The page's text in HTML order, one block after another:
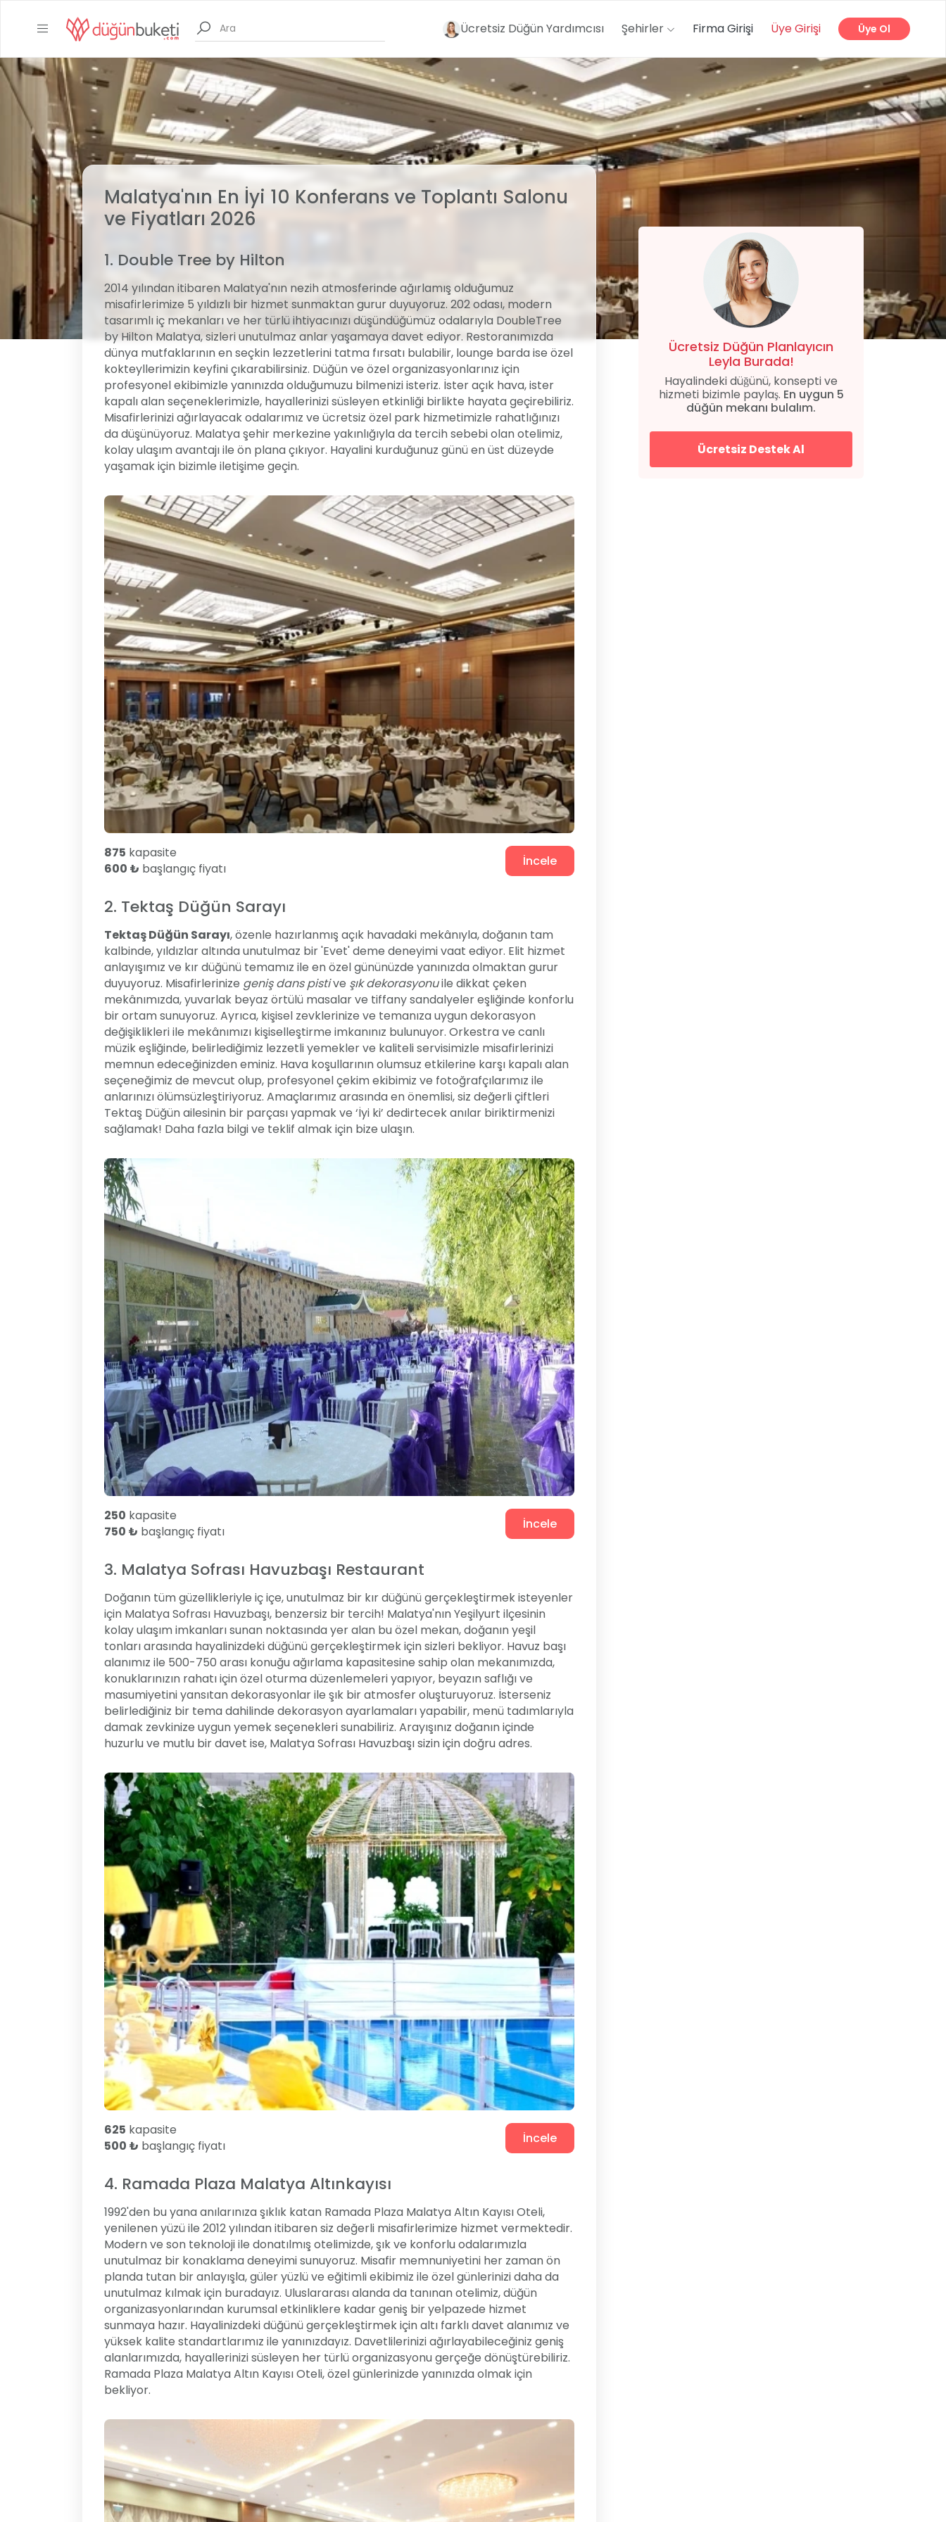
Ücretsiz Düğün Yardımcısı Şehirler Firma Girişi Üye Girişi Üye Ol
Malatya'nın En İyi 10 Konferans ve Toplantı Salonu
ve Fiyatları 2026
1. Double Tree by Hilton
2014 yılından itibaren Malatya'nın nezih atmosferinde ağırlamış olduğumuz
misafirlerimize 5 yıldızlı bir hizmet sunmaktan gurur duyuyoruz. 202 odası, modern
tasarımlı iç mekanları ve her türlü ihtiyacınızı düşündüğümüz odalarıyla DoubleTree
by Hilton Malatya, sizleri unutulmaz anlar yaşamaya davet ediyor. Restoranımızda
dünya mutfaklarının en seçkin lezzetlerini tatma fırsatı bulabilir, lounge barda ise özel
kokteyllerimizin keyfini çıkarabilirsiniz. Düğün ve özel organizasyonlarınız için
profesyonel ekibimizle yanınızda olduğumuzu bilmenizi isteriz. İster açık hava, ister
kapalı alan seçeneklerimizle, hayallerinizi süsleyen etkinliği birlikte hayata geçirebiliriz.
Misafirlerinizi ağırlayacak odalarımız ve ücretsiz özel park hizmetimizle rahatlığınızı
da düşünüyoruz. Malatya şehir merkezine yakınlığıyla da tercih sebebi olan otelimiz,
kolay ulaşım avantajı ile ön plana çıkıyor. Hayalini kurduğunuz günü en üst düzeyde
yaşamak için bizimle iletişime geçin.
875 kapasite
600 ₺ başlangıç fiyatı İncele
2. Tektaş Düğün Sarayı
Tektaş Düğün Sarayı, özenle hazırlanmış açık havadaki mekânıyla, doğanın tam
kalbinde, yıldızlar altında unutulmaz bir 'Evet' deme deneyimi vaat ediyor. Elit hizmet
anlayışımız ve kır düğünü temamız ile en özel gününüzde yanınızda olmaktan gurur
duyuyoruz. Misafirlerinize geniş dans pistive şık dekorasyonuile dikkat çeken
mekânımızda, yuvarlak beyaz örtülü masalar ve tiffany sandalyeler eşliğinde konforlu
bir ortam sunuyoruz. Ayrıca, kişisel zevklerinize ve temanıza uygun dekorasyon
değişiklikleri ile mekânımızı kişiselleştirme imkanınız bulunuyor. Orkestra ve canlı
müzik eşliğinde, belirlediğimiz lezzetli yemekler ve kaliteli servisimizle misafirlerinizi
memnun edeceğinizden eminiz. Hava koşullarının olumsuz etkilerine karşı kapalı alan
seçeneğimiz de mevcut olup, profesyonel çekim ekibimiz ve fotoğrafçılarımız ile
anlarınızı ölümsüzleştiriyoruz. Amaçlarımız arasında en önemlisi, siz değerli çiftleri
Tektaş Düğün ailesinin bir parçası yapmak ve ‘İyi ki’ dedirtecek anılar biriktirmenizi
sağlamak! Daha fazla bilgi ve teklif almak için bize ulaşın.
250 kapasite
750 ₺ başlangıç fiyatı İncele
3. Malatya Sofrası Havuzbaşı Restaurant
Doğanın tüm güzellikleriyle iç içe, unutulmaz bir kır düğünü gerçekleştirmek isteyenler
için Malatya Sofrası Havuzbaşı, benzersiz bir tercih! Malatya'nın Yeşilyurt ilçesinin
kolay ulaşım imkanları sunan noktasında yer alan bu özel mekan, doğanın yeşil
tonları arasında hayalinizdeki düğünü gerçekleştirmek için sizleri bekliyor. Havuz başı
alanımız ile 500-750 arası konuğu ağırlama kapasitesine sahip olan mekanımızda,
konuklarınızın rahatı için özel oturma düzenlemeleri yapıyor, beyazın saflığı ve
masumiyetini yansıtan dekorasyonlar ile şık bir atmosfer oluşturuyoruz. İsterseniz
belirlediğiniz bir tema dahilinde dekorasyon ayarlamaları yapabilir, menü tadımlarıyla
damak zevkinize uygun yemek seçenekleri sunabiliriz. Arayışınız doğanın içinde
huzurlu ve mutlu bir davet ise, Malatya Sofrası Havuzbaşı sizin için doğru adres.
625 kapasite
500 ₺ başlangıç fiyatı İncele
4. Ramada Plaza Malatya Altınkayısı
1992'den bu yana anılarınıza şıklık katan Ramada Plaza Malatya Altın Kayısı Oteli,
yenilenen yüzü ile 2012 yılından itibaren siz değerli misafirlerimize hizmet vermektedir.
Modern ve son teknoloji ile donatılmış otelimizde, şık ve konforlu odalarımızla
unutulmaz bir konaklama deneyimi sunuyoruz. Misafir memnuniyetini her zaman ön
planda tutan bir anlayışla, güler yüzlü ve eğitimli ekibimiz ile özel günlerinizi daha da
unutulmaz kılmak için buradayız. Uluslararası alanda da tanınan otelimiz, düğün
organizasyonlarından kurumsal etkinliklere kadar geniş bir yelpazede hizmet
sunmaya hazır. Hayalinizdeki düğünü gerçekleştirmek için altı farklı davet alanımız ve
yüksek kalite standartlarımız ile yanınızdayız. Davetlilerinizi ağırlayabileceğiniz geniş
alanlarımızda, hayallerinizi süsleyen her türlü organizasyonu gerçeğe dönüştürebiliriz.
Ramada Plaza Malatya Altın Kayısı Oteli, özel günlerinizde yanınızda olmak için
bekliyor.
Ücretsiz Düğün Planlayıcın
Leyla Burada!
Hayalindeki düğünü, konsepti ve
hizmeti bizimle paylaş. En uygun 5
düğün mekanı bulalım.
Ücretsiz Destek Al